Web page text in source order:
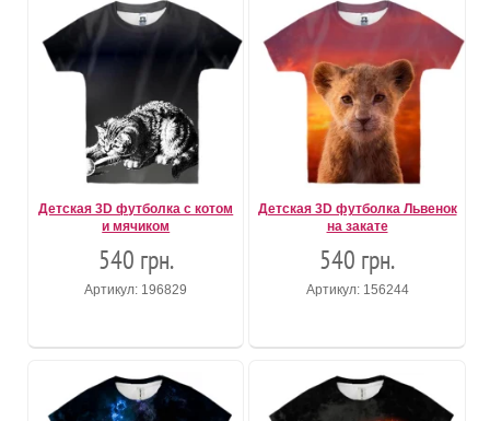
Детская 3D футболка с котом
и мячиком
540 грн.
Артикул: 196829
Детская 3D футболка Львенок
на закате
540 грн.
Артикул: 156244